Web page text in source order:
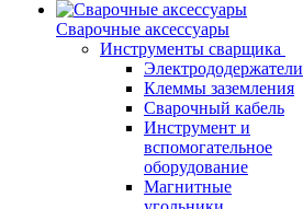
Сварочные аксессуары
Инструменты сварщика
Электрододержатели
Клеммы заземления
Сварочный кабель
Инструмент и
вспомогательное
оборудование
Магнитные